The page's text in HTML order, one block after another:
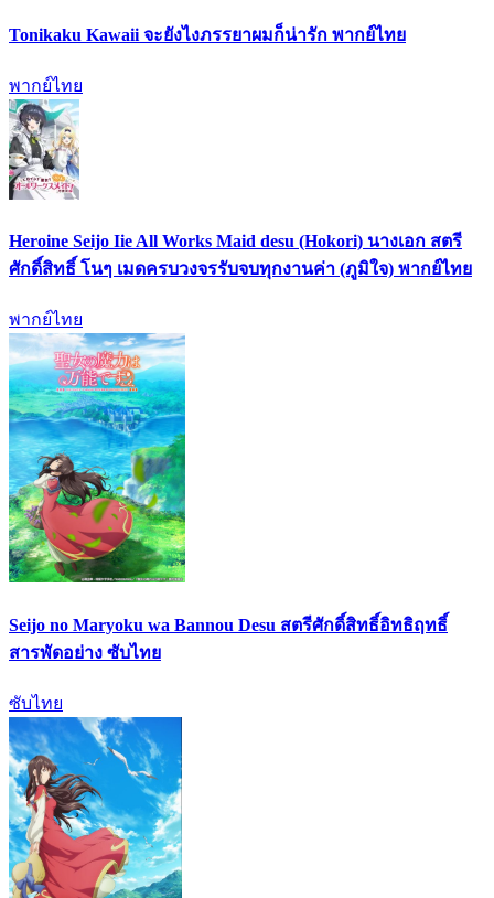
Tonikaku Kawaii จะยังไงภรรยาผมก็น่ารัก พากย์ไทย
พากย์ไทย
Heroine Seijo Iie All Works Maid desu (Hokori) นางเอก สตรี
ศักดิ์สิทธิ์ โนๆ เมดครบวงจรรับจบทุกงานค่า (ภูมิใจ) พากย์ไทย
พากย์ไทย
Seijo no Maryoku wa Bannou Desu สตรีศักดิ์สิทธิ์อิทธิฤทธิ์
สารพัดอย่าง ซับไทย
ซับไทย